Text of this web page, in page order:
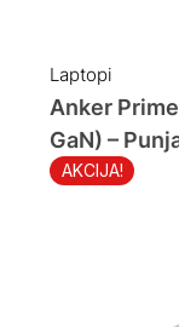
was:
29.00 KM.
is:
23.90 KM.
Laptopi
AKCIJA!
Anker
GaN) –